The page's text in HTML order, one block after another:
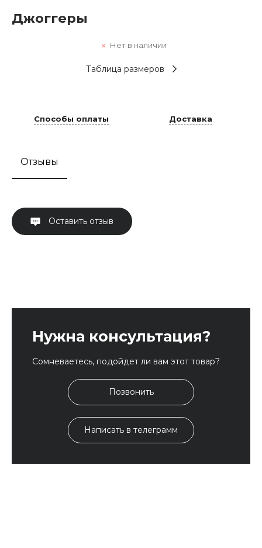
Джоггеры
Нет в наличии
Таблица размеров
Способы оплаты Доставка
Отзывы
Оставить отзыв
Нужна консультация?
Сомневаетесь, подойдет ли вам этот товар?
Позвонить
Написать в телеграмм